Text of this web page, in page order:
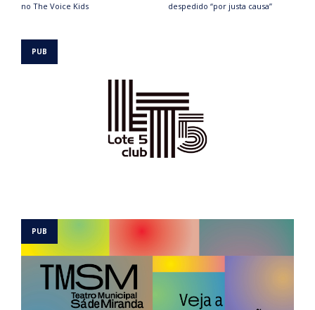
no The Voice Kids
despedido “por justa causa”